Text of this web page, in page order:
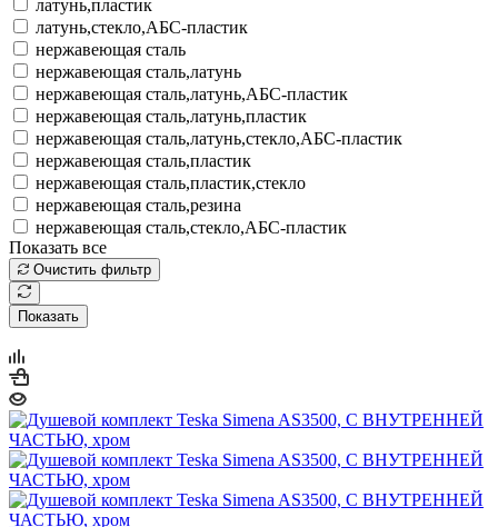
латунь,пластик
латунь,стекло,АБС-пластик
нержавеющая сталь
нержавеющая сталь,латунь
нержавеющая сталь,латунь,АБС-пластик
нержавеющая сталь,латунь,пластик
нержавеющая сталь,латунь,стекло,АБС-пластик
нержавеющая сталь,пластик
нержавеющая сталь,пластик,стекло
нержавеющая сталь,резина
нержавеющая сталь,стекло,АБС-пластик
Показать все
Очистить фильтр
Показать